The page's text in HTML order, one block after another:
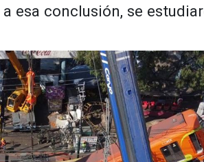
esa conclusión, se